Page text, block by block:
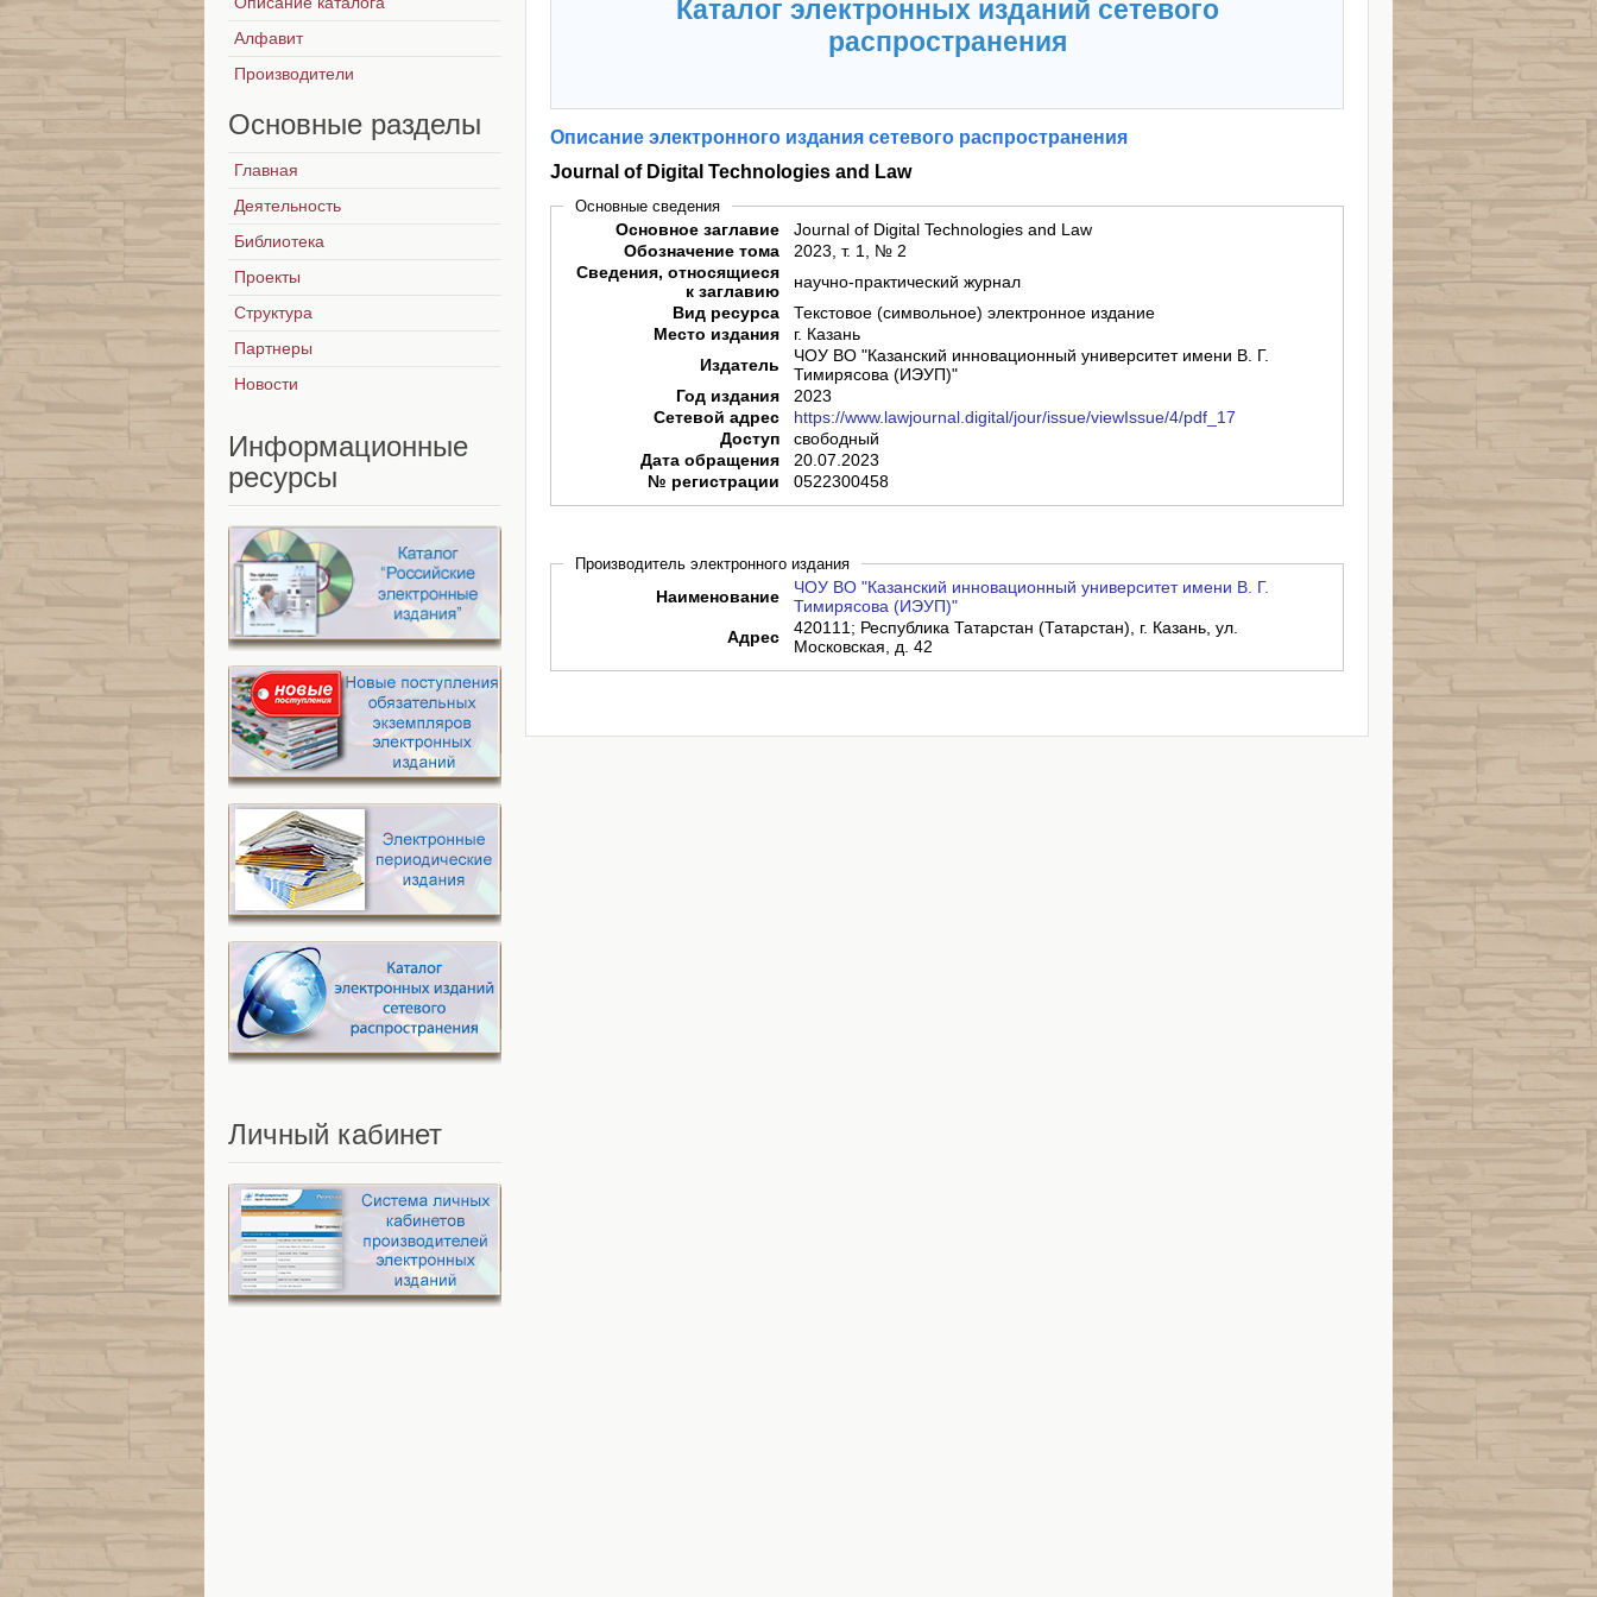
Каталог электронных изданий сетевого
распространения
Описание электронного издания сетевого распространения
Journal of Digital Technologies and Law
Основные сведения
Основное заглавие
Journal of Digital Technologies and Law
Обозначение тома
2023, т. 1, № 2
Сведения, относящиеся
к заглавию
научно-практический журнал
Вид ресурса
Текстовое (символьное) электронное издание
Место издания
г. Казань
Издатель
ЧОУ ВО "Казанский инновационный университет имени В. Г.
Тимирясова (ИЭУП)"
Год издания
2023
Сетевой адрес
https://www.lawjournal.digital/jour/issue/viewIssue/4/pdf_17
Доступ
свободный
Дата обращения
20.07.2023
№ регистрации
0522300458
Производитель электронного издания
Наименование
ЧОУ ВО "Казанский инновационный университет имени В. Г.
Тимирясова (ИЭУП)"
Адрес
420111; Республика Татарстан (Татарстан), г. Казань, ул.
Московская, д. 42
Алфавит
Производители
Основные разделы
Главная
Деятельность
Библиотека
Проекты
Структура
Партнеры
Новости
Информационные
ресурсы
Личный кабинет